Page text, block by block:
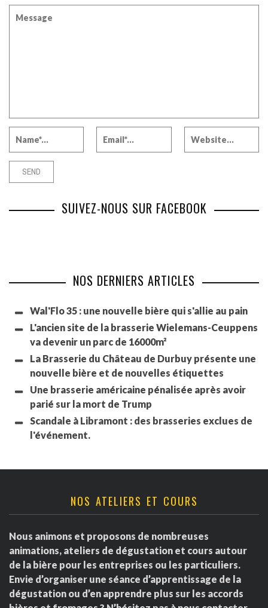
SUIVEZ-NOUS SUR FACEBOOK
NOS DERNIERS ARTICLES
Wal'Flo 35 : une nouvelle bière qui s'allie au pain
L'ancien site de la brasserie Wielemans-Ceuppens
va devenir un parc de 16000m²
La Brasserie du Château de Durbuy présente une
nouvelle bière et de nouvelles étiquettes
Une brasserie américaine pénalisée après avoir
parié sur la mort de Trump
Scandale à Libramont : des brasseries exclues de
l'événement.
NOS ATELIERS ET COURS
Nous animons et proposons de nombreuses
animations, ateliers de dégustation et cours autour
de la bière pour les entreprises ou les particuliers.
Envie d’organiser une séance d’apprentissage de la
dégustation ou d’en apprendre plus sur les accords